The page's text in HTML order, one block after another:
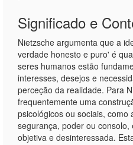
Significado e
Nietzsche argumenta que a
verdade honesto e puro' é
seres humanos estão
interesses, desejos e
perceção da realidade. Para
frequentemente uma
psicológicos ou sociais, como
segurança, poder ou
objetiva e desinteressada.